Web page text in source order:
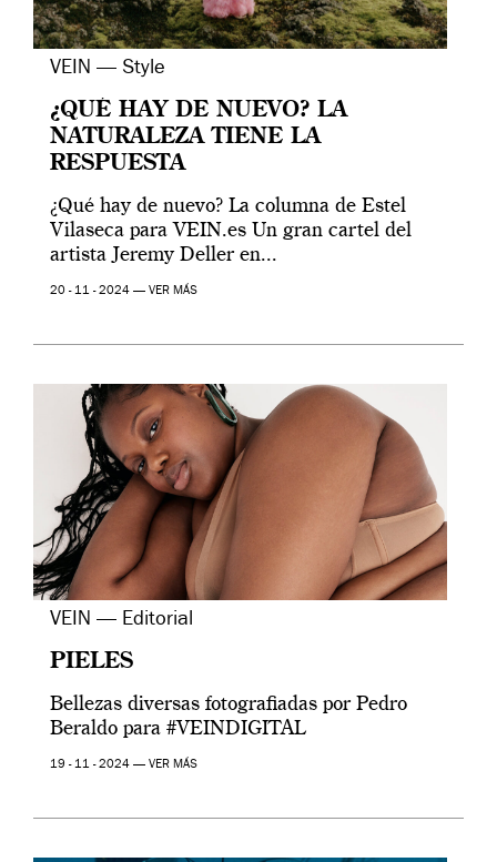
VEIN — Style
¿QUÉ HAY DE NUEVO? LA
NATURALEZA TIENE LA
RESPUESTA
¿Qué hay de nuevo? La columna de Estel
Vilaseca para VEIN.es Un gran cartel del
artista Jeremy Deller en...
20 - 11 - 2024 — VER MÁS
VEIN — Editorial
PIELES
Bellezas diversas fotografiadas por Pedro
Beraldo para #VEINDIGITAL
19 - 11 - 2024 — VER MÁS